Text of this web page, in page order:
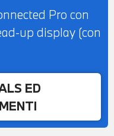
Pro con
up display (con
ED